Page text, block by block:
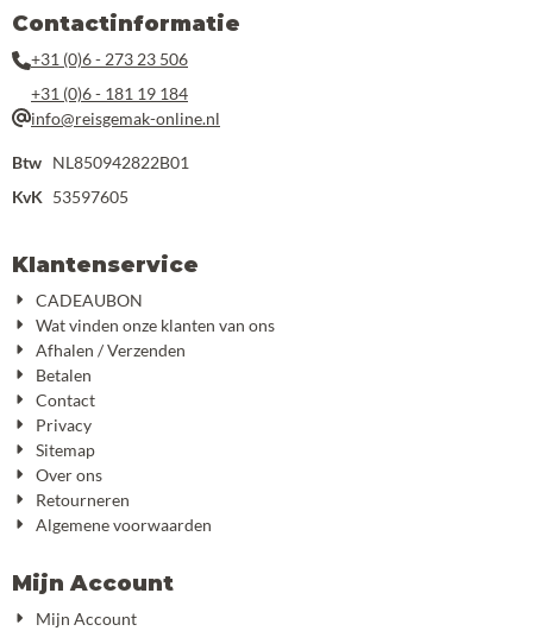
Contactinformatie
+31 (0)6 - 273 23 506
+31 (0)6 - 181 19 184
info@reisgemak-online.nl
Btw NL850942822B01
KvK 53597605
Klantenservice
CADEAUBON
Wat vinden onze klanten van ons
Afhalen / Verzenden
Betalen
Contact
Privacy
Sitemap
Over ons
Retourneren
Algemene voorwaarden
Mijn Account
Mijn Account